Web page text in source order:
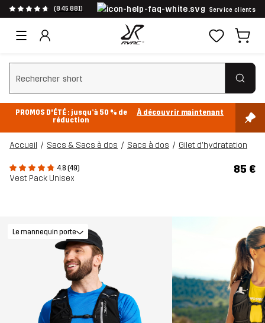
(845 881) Service clients
Effacer la recherche
PROMOS D'ÉTÉ : jusqu’à 50 % de
réduction
À découvrir maintenant
Accueil Sacs & Sacs à dos Sacs à dos Gilet d'hydratation
4.8 (49)
Vest Pack Unisex
85 €
Le mannequin porte